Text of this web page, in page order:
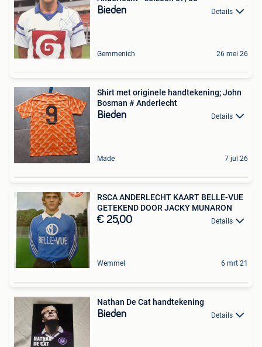
Bieden Details
Gemmenich 26 mei 26
Shirt met originele handtekening; John
Bosman # Anderlecht
Bieden Details
Made 7 jul 26
RSCA ANDERLECHT KAART BELLE-VUE
GETEKEND DOOR JACKY MUNARON
€ 25,00 Details
Wemmel 6 mrt 21
Nathan De Cat handtekening
Bieden Details